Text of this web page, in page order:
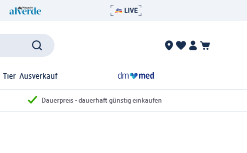
Tier Ausverkauf
Dauerpreis - dauerhaft günstig einkaufen